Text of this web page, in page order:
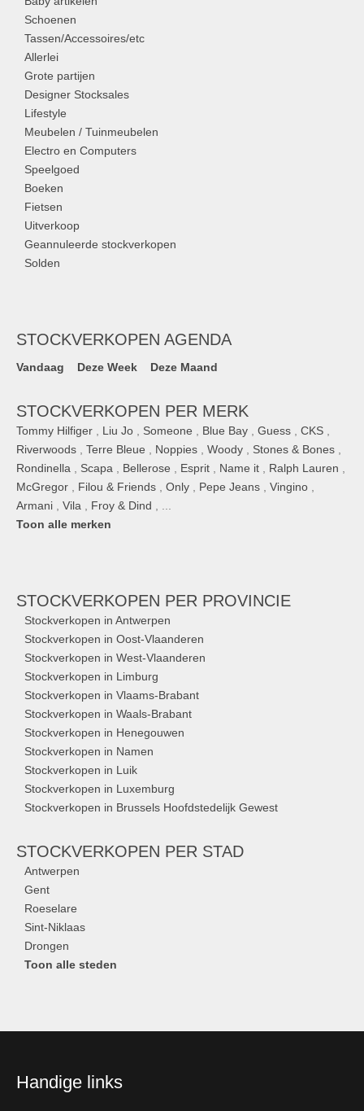
Schoenen
Tassen/Accessoires/etc
Allerlei
Grote partijen
Designer Stocksales
Lifestyle
Meubelen / Tuinmeubelen
Electro en Computers
Speelgoed
Boeken
Fietsen
Uitverkoop
Geannuleerde stockverkopen
Solden
STOCKVERKOPEN AGENDA
Vandaag Deze Week Deze Maand
STOCKVERKOPEN PER MERK
Tommy Hilfiger Liu Jo Someone Blue Bay Guess CKS
Riverwoods
Terre Bleue Noppies Woody Stones & Bones
Rondinella
Scapa Bellerose Esprit Name it Ralph Lauren
McGregor
Filou & Friends Only Pepe Jeans Vingino
Armani
Vila Froy & Dind
Toon alle merken
STOCKVERKOPEN PER PROVINCIE
Stockverkopen in Antwerpen
Stockverkopen in Oost-Vlaanderen
Stockverkopen in West-Vlaanderen
Stockverkopen in Limburg
Stockverkopen in Vlaams-Brabant
Stockverkopen in Waals-Brabant
Stockverkopen in Henegouwen
Stockverkopen in Namen
Stockverkopen in Luik
Stockverkopen in Luxemburg
Stockverkopen in Brussels Hoofdstedelijk Gewest
STOCKVERKOPEN PER STAD
Antwerpen
Gent
Roeselare
Sint-Niklaas
Drongen
Toon alle steden
Handige links